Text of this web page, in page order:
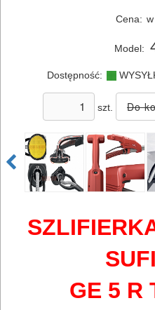
SIECIOWE
frezarki
udarowe
Cena:
Model:
Dostępność:
szt.
GE 5 R